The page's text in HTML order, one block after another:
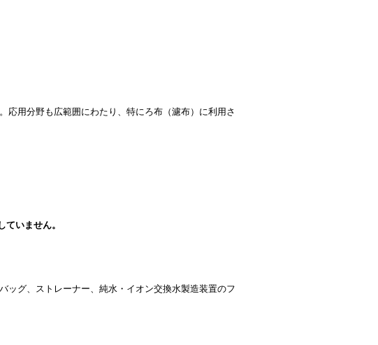
応用分野も広範囲にわたり、特にろ布（濾布）に利用さ
いません。
ッグ、ストレーナー、純水・イオン交換水製造装置のフ